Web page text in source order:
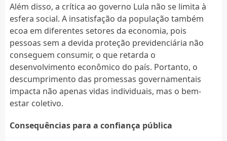
Além disso, a crítica ao governo Lula não se limita à
esfera social. A insatisfação da população também
ecoa em diferentes setores da economia, pois
pessoas sem a devida proteção previdenciária não
conseguem consumir, o que retarda o
desenvolvimento econômico do país. Portanto, o
descumprimento das promessas governamentais
impacta não apenas vidas individuais, mas o bem-
estar coletivo.
Consequências para a confiança pública